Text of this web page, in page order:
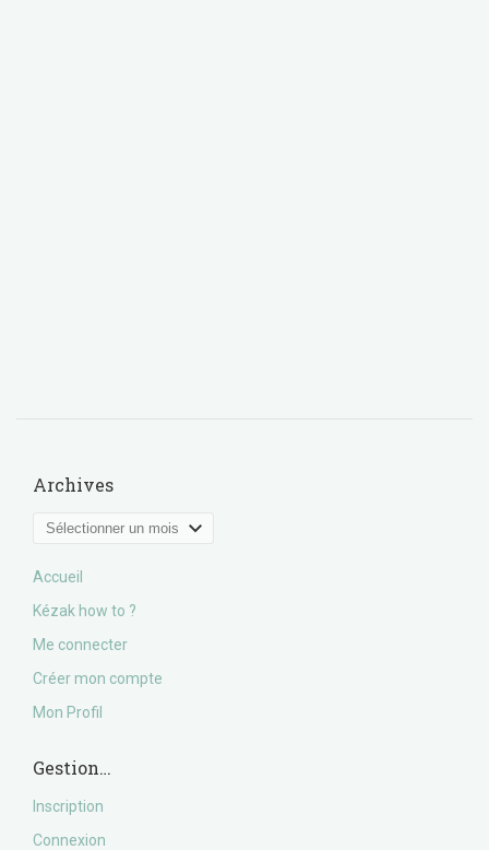
Archives
Archives
Accueil
Kézak how to ?
Me connecter
Créer mon compte
Mon Profil
Gestion…
Inscription
Connexion